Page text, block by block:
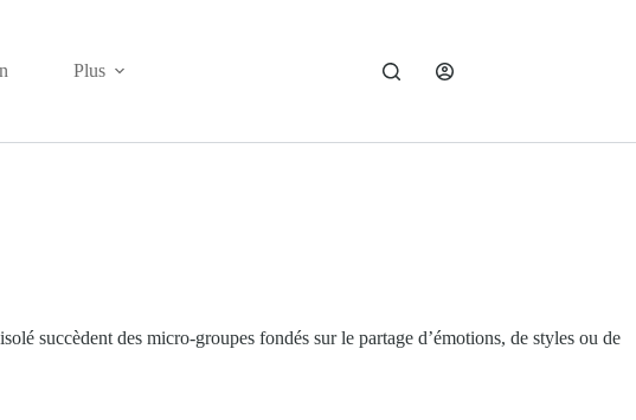
Plus
succèdent des micro-groupes fondés sur le partage d’émotions, de styles ou de